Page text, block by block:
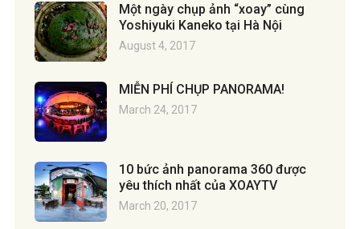
Một ngày chụp ảnh “xoay” cùng
Yoshiyuki Kaneko tại Hà Nội
August 4, 2017
MIỄN PHÍ CHỤP PANORAMA!
March 24, 2017
10 bức ảnh panorama 360 được
yêu thích nhất của XOAYTV
March 20, 2017